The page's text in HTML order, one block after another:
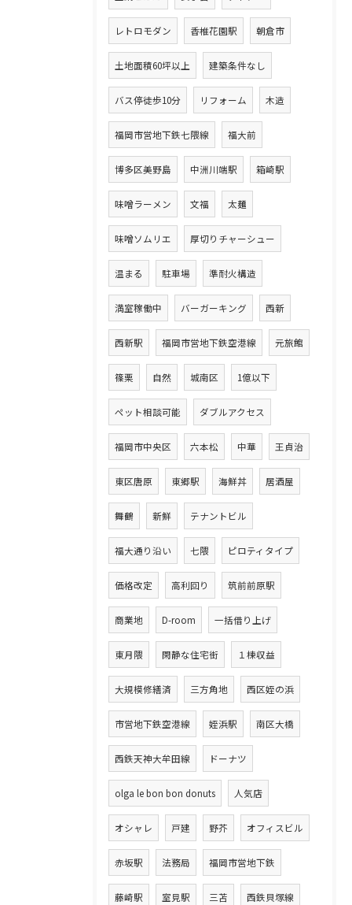
レトロモダン 香椎花園駅 朝倉市
土地面積60坪以上 建築条件なし
バス停徒歩10分 リフォーム 木造
福岡市営地下鉄七隈線 福大前
博多区美野島 中洲川端駅 箱崎駅
味噌ラーメン 文福 太麺
味噌ソムリエ 厚切りチャーシュー
温まる 駐車場 準耐火構造
満室稼働中 バーガーキング 西新
西新駅 福岡市営地下鉄空港線 元旅館
篠栗 自然 城南区 1億以下
ペット相談可能 ダブルアクセス
福岡市中央区 六本松 中華 王貞治
東区唐原 東郷駅 海鮮丼 居酒屋
舞鶴 新鮮 テナントビル
福大通り沿い 七隈 ピロティタイプ
価格改定 高利回り 筑前前原駅
商業地 D-room 一括借り上げ
東月隈 閑静な住宅街 １棟収益
大規模修繕済 三方角地 西区姪の浜
市営地下鉄空港線 姪浜駅 南区大橋
西鉄天神大牟田線 ドーナツ
olga le bon bon donuts 人気店
オシャレ 戸建 野芥 オフィスビル
赤坂駅 法務局 福岡市営地下鉄
藤崎駅 室見駅 三苫 西鉄貝塚線